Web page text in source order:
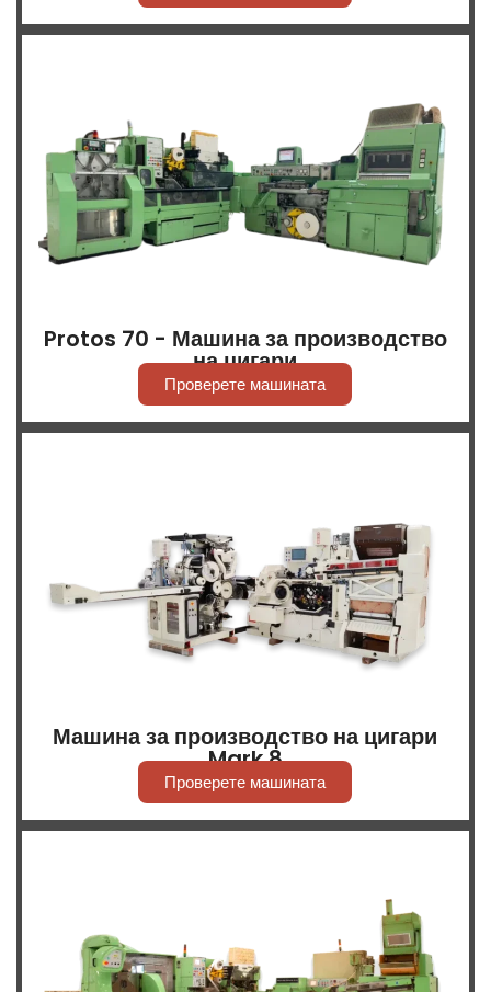
Protos 70 - Машина за производство
на цигари
Проверете машината
Машина за производство на цигари
Mark 8
Проверете машината